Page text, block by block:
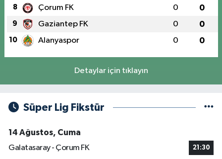
8 Çorum FK 0 0
9 Gaziantep FK 0 0
10 Alanyaspor 0 0
Detaylar için tıklayın
Süper Lig Fikstür
14 Ağustos, Cuma
Galatasaray - Çorum FK
21:30